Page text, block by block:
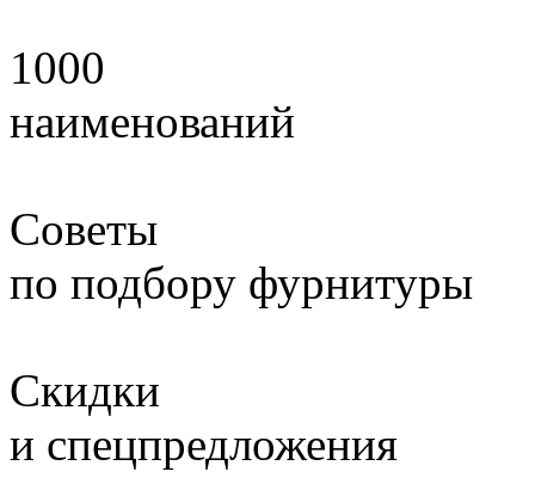
1000
наименований
Советы
по подбору фурнитуры
Скидки
и спецпредложения